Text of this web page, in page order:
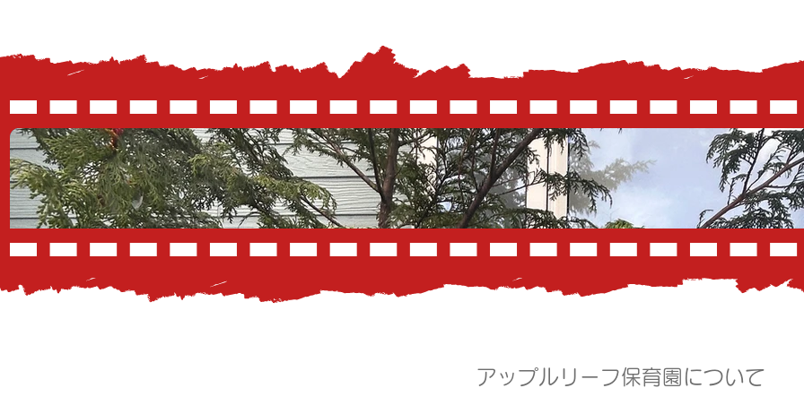
​アップルリーフ保育園について